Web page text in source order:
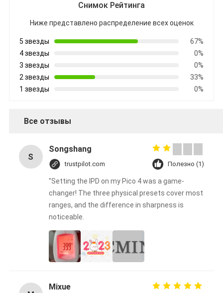
Снимок Рейтинга
Ниже представлено распределение всех оценок
5 звезды
67%
4 звезды
0%
3 звезды
0%
2 звезды
33%
1 звезды
0%
Все отзывы
S
Songshang
trustpilot.com Полезно (1)
"Setting the IPD on my Pico 4 was a game-
changer! The three physical presets cover most
ranges, and the difference in sharpness is
noticeable.
Mixue